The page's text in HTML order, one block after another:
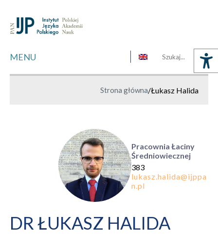
MENU
Strona główna/Łukasz Halida
Pracownia Łaciny
Średniowiecznej
383
DR ŁUKASZ HALIDA